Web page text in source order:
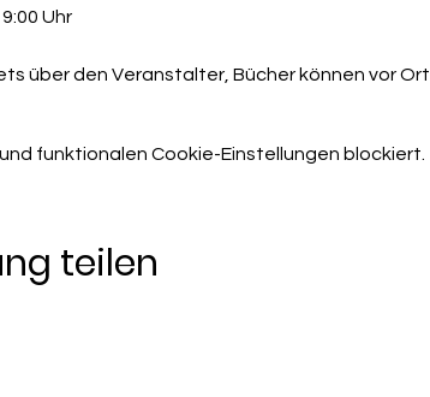
Uhr
über den Veranstalter, Bücher können vor
funktionalen Cookie-Einstellungen blockiert.
teilen